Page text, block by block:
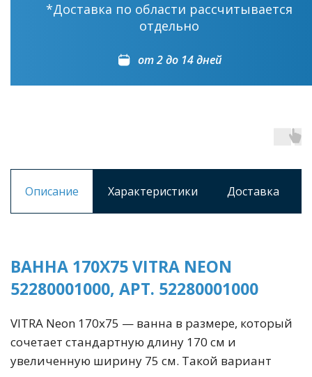
*Доставка по области рассчитывается
отдельно
от 2 до 14 дней
Описание Характеристики Доставка
ВАННА 170X75 VITRA NEON
52280001000, АРТ. 52280001000
VITRA Neon 170х75 — ванна в размере, который
сочетает стандартную длину 170 см и
увеличенную ширину 75 см. Такой вариант